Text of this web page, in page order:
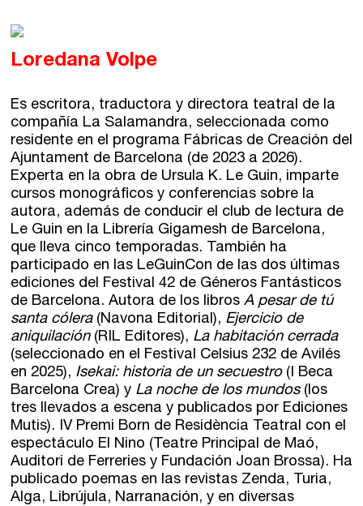
Loredana Volpe
Es escritora, traductora y directora teatral de la
compañía La Salamandra, seleccionada como
residente en el programa Fábricas de Creación del
Ajuntament de Barcelona (de 2023 a 2026).
Experta en la obra de Ursula K. Le Guin, imparte
cursos monográficos y conferencias sobre la
autora, además de conducir el club de lectura de
Le Guin en la Librería Gigamesh de Barcelona,
que lleva cinco temporadas. También ha
participado en las LeGuinCon de las dos últimas
ediciones del Festival 42 de Géneros Fantásticos
de Barcelona. Autora de los libros A pesar de tú
santa cólera(Navona Editorial), Ejercicio de
aniquilación(RIL Editores), La habitación cerrada
(seleccionado en el Festival Celsius 232 de Avilés
en 2025), Isekai: historia de un secuestro(I Beca
Barcelona Crea) y La noche de los mundos(los
tres llevados a escena y publicados por Ediciones
Mutis). IV Premi Born de Residència Teatral con el
espectáculo El Nino (Teatre Principal de Maó,
Auditori de Ferreries y Fundación Joan Brossa). Ha
publicado poemas en las revistas Zenda, Turia,
Alga, Librújula, Narranación, y en diversas